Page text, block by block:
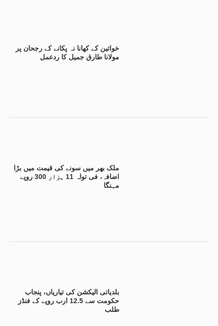
خواتین کے کھانا نہ پکانے کے رجحان پر
مولانا طارق جمیل کا ردعمل
ملک بھر میں سونے کی قیمت میں بڑا
اضافہ، فی تولہ 11 ہزار 300 روپے
مہنگا
بلدیاتی الیکشن کی تیاریاں، پنجاب
حکومت سے 12.5 ارب روپے کے فنڈز
طلب